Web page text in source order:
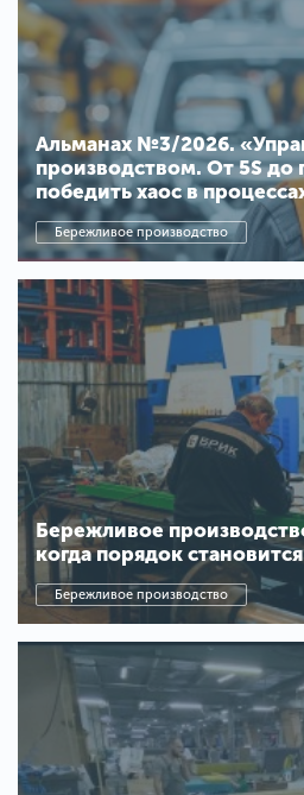
Альманах №3/2026.
производством. От 5S до
победить хаос в
Бережливое производство
Бережливое
когда порядок
Бережливое производство